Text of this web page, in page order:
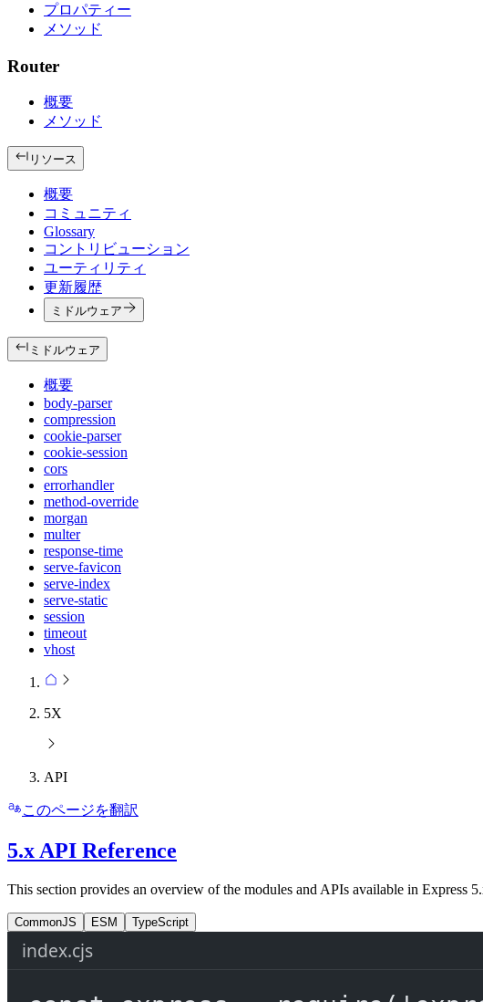
プロパティー
メソッド
Router
概要
メソッド
リソース
概要
コミュニティ
Glossary
コントリビューション
ユーティリティ
更新履歴
ミドルウェア
ミドルウェア
概要
body-parser
compression
cookie-parser
cookie-session
cors
errorhandler
method-override
morgan
multer
response-time
serve-favicon
serve-index
serve-static
session
timeout
vhost
5X
API
このページを翻訳
5.x API Reference
This section provides an overview of the modules and APIs available in Express
CommonJS ESM TypeScript
index.cjs